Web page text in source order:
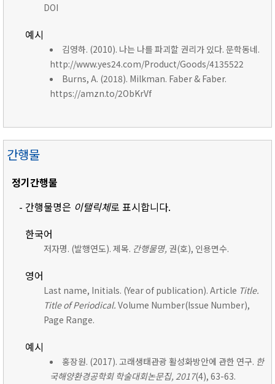
DOI
예시
김영하. (2010). 나는 나를 파괴할 권리가 있다. 문학동네.
http://www.yes24.com/Product/Goods/4135522
Burns, A. (2018). Milkman. Faber & Faber.
https://amzn.to/2ObKrVf
간행물
정기간행물
- 간행물명은 이탤릭체로 표시합니다.
한국어
저자명. (발행연도). 제목. 간행물명, 권(호), 인용면수.
영어
Last name, Initials. (Year of publication). Article Title.
Title of Periodical. Volume Number(Issue Number),
Page Range.
예시
홍장원. (2017). 고래생태관광 활성화방안에 관한 연구. 한
국해양환경공학회 학술대회논문집, 2017(4), 63-63.